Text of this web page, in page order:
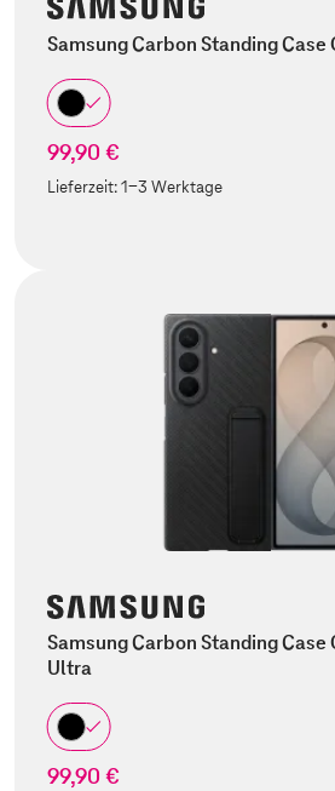
Samsung Carbon Standing Case
99,90 €
Lieferzeit:1-3 Werktage
Samsung Carbon Standing Case
Ultra
99,90 €